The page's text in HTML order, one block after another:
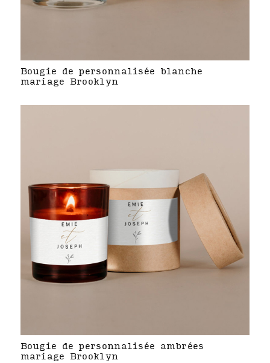
Bougie de personnalisée blanche
mariage Brooklyn
Bougie de personnalisée ambrées
mariage Brooklyn